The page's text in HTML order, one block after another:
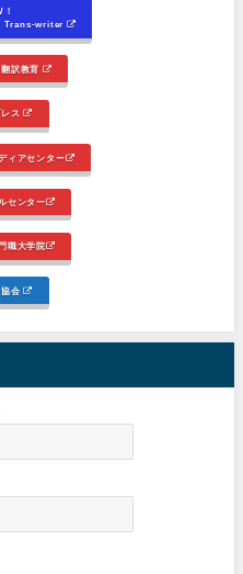
！
Trans-writer
訳教育
ス
ィアセンター
センター
職大学院
協会